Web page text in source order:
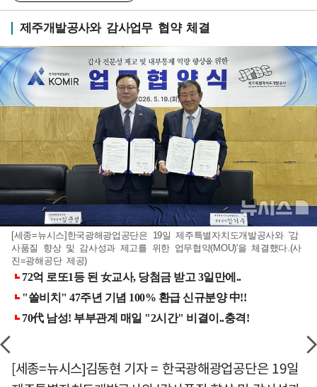
제주개발공사와 감사업무 협약 체결
[세종=뉴시스]한국광해광업공단은 19일 제주특별자치도개발공사와 '감
사품질 향상 및 감사성과 제고를 위한 업무협약(MOU)'을 체결했다.(사
진=광해공단 제공)
[세종=뉴시스]김동현 기자 = 한국광해광업공단은 19일